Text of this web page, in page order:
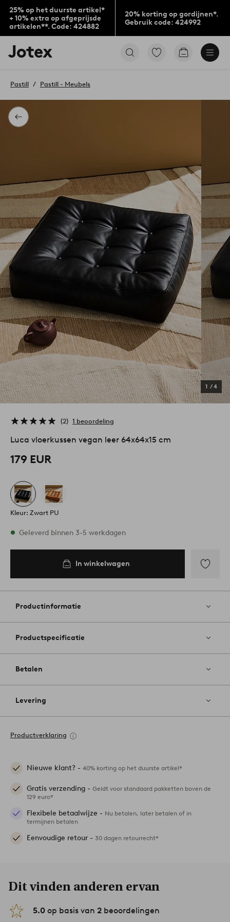
25% op het duurste artikel*
+ 10% extra op afgeprijsde
artikelen**. Code: 424882
20% korting op gordijnen*.
Gebruik code: 424992
Jotex
logo
to
home
page
Ga
Go
Terug
Pastill Pastill - Meubels
1 /4
2 1 beoordeling
Luca vloerkussen vegan leer 64x64x15 cm
179 EUR
Kleur: Zwart PU
Op voorraad
Geleverd binnen 3-5 werkdagen
In winkelwagen
aan
Productinformatie
Productspecificatie
Betalen
Levering
Productverklaring
Nieuwe klant? - 40% korting op het duurste artikel*
Gratis verzending - Geldt voor standaard pakketten boven de
129 euro*
Flexibele betaalwijze - Nu betalen, later betalen of in
termijnen betalen
Eenvoudige retour - 30 dagen retourrecht*
Dit vinden anderen ervan
5.0 op basis van 2 beoordelingen